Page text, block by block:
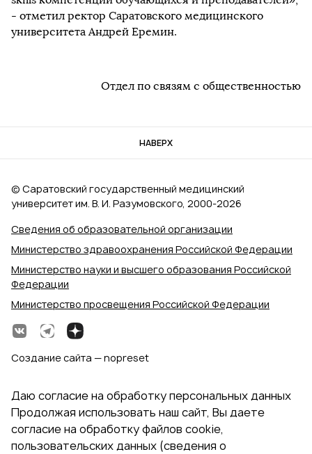
- отметил ректор Саратовского медицинского
университета Андрей Еремин.
Отдел по связям с общественностью
НАВЕРХ
Сведения об образовательной организации
Министерство здравоохранения Российской Федерации
Министерство науки и высшего образования Российской
Федерации
Министерство просвещения Российской Федерации
© Саратовский государственный медицинский
университет им. В. И. Разумовского, 2000‑2026
Создание сайта — nopreset
Даю согласие на обработку персональных данных
Продолжая использовать наш сайт, Вы даете
согласие на обработку файлов cookie,
пользовательских данных (сведения о